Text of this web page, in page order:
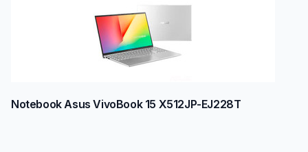
Notebook Asus VivoBook 15 X512JP-EJ228T